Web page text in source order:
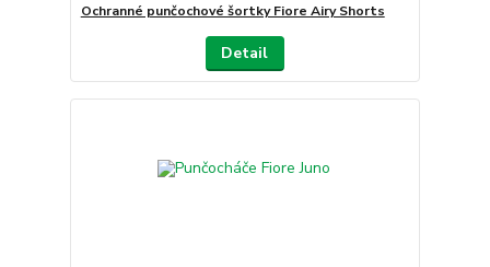
Ochranné punčochové šortky Fiore Airy Shorts
Detail